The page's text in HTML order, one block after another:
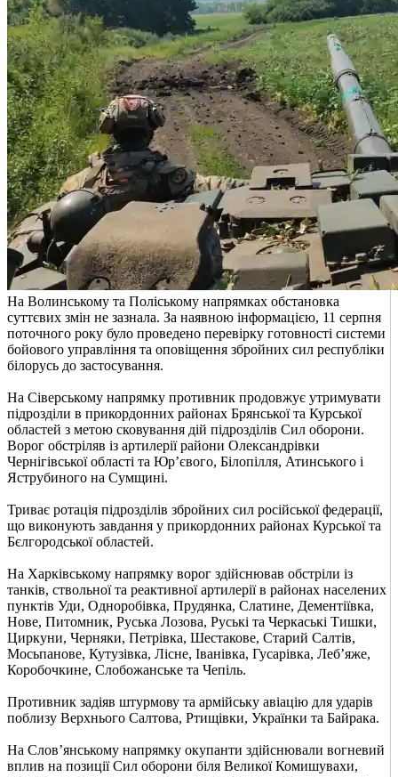
На Волинському та Поліському напрямках обстановка
суттєвих змін не зазнала. За наявною інформацією, 11 серпня
поточного року було проведено перевірку готовності системи
бойового управління та оповіщення збройних сил республіки
білорусь до застосування.
На Сіверському напрямку противник продовжує утримувати
підрозділи в прикордонних районах Брянської та Курської
областей з метою сковування дій підрозділів Сил оборони.
Ворог обстріляв із артилерії райони Олександрівки
Чернігівської області та Юр’євого, Білопілля, Атинського і
Яструбиного на Сумщині.
Триває ротація підрозділів збройних сил російської федерації,
що виконують завдання у прикордонних районах Курської та
Бєлгородської областей.
На Харківському напрямку ворог здійснював обстріли із
танків, ствольної та реактивної артилерії в районах населених
пунктів Уди, Одноробівка, Прудянка, Слатине, Дементіївка,
Нове, Питомник, Руська Лозова, Руські та Черкаські Тишки,
Циркуни, Черняки, Петрівка, Шестакове, Старий Салтів,
Мосьпанове, Кутузівка, Лісне, Іванівка, Гусарівка, Леб’яже,
Коробочкине, Слобожанське та Чепіль.
Противник задіяв штурмову та армійську авіацію для ударів
поблизу Верхнього Салтова, Ртищівки, Українки та Байрака.
На Слов’янському напрямку окупанти здійснювали вогневий
вплив на позиції Сил оборони біля Великої Комишувахи,